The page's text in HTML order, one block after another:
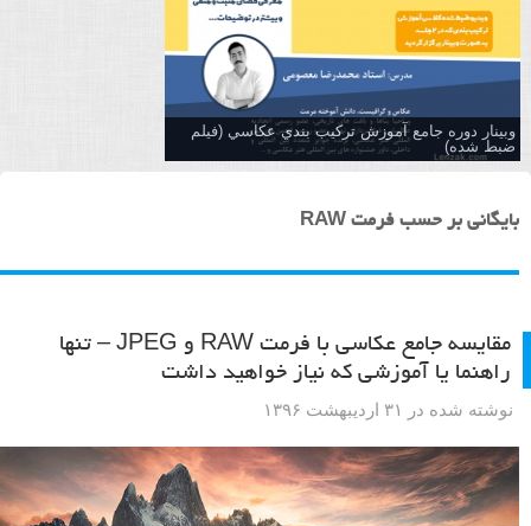
وبینار دوره جامع آموزش تركيب بندي عكاسي (فیلم
ضبط شده)
بایگانی بر حسب فرمت RAW
مقایسه جامع عکاسی با فرمت RAW و JPEG – تنها
راهنما یا آموزشی که نیاز خواهید داشت
نوشته شده در ۳۱ اردیبهشت ۱۳۹۶